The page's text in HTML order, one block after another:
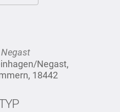
Negast,
18442